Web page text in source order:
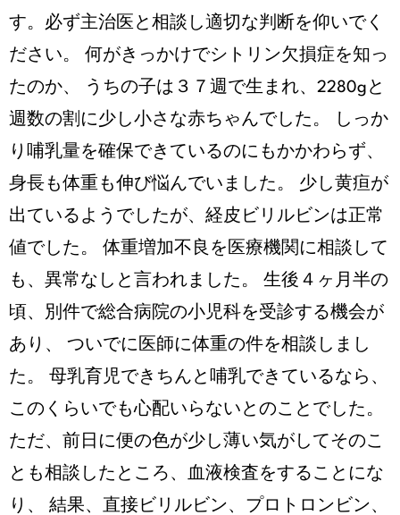
す。必ず主治医と相談し適切な判断を仰いでく
ださい。 何がきっかけでシトリン欠損症を知っ
たのか、 うちの子は３７週で生まれ、2280gと
週数の割に少し小さな赤ちゃんでした。 しっか
り哺乳量を確保できているのにもかかわらず、
身長も体重も伸び悩んでいました。 少し黄疸が
出ているようでしたが、経皮ビリルビンは正常
値でした。 体重増加不良を医療機関に相談して
も、異常なしと言われました。 生後４ヶ月半の
頃、別件で総合病院の小児科を受診する機会が
あり、 ついでに医師に体重の件を相談しまし
た。 母乳育児できちんと哺乳できているなら、
このくらいでも心配いらないとのことでした。
ただ、前日に便の色が少し薄い気がしてそのこ
とも相談したところ、血液検査をすることにな
り、 結果、直接ビリルビン、プロトロンビン、